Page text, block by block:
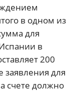
в одном из
для
в
200
заявления для
счете должно